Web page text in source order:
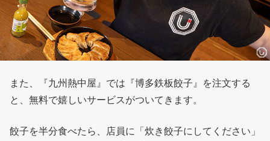
また、『九州熱中屋』では『博多鉄板餃子』を注文する
と、無料で嬉しいサービスがついてきます。
餃子を半分食べたら、店員に「炊き餃子にしてください」